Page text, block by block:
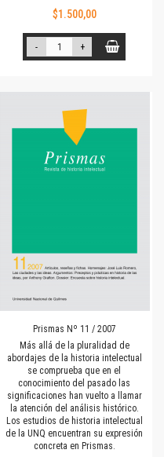
$1.500,00
- +
Prismas Nº 11 / 2007
Más allá de la pluralidad de
abordajes de la historia intelectual
se comprueba que en el
conocimiento del pasado las
significaciones han vuelto a llamar
la atención del análisis histórico.
Los estudios de historia intelectual
de la UNQ encuentran su expresión
concreta en Prismas.